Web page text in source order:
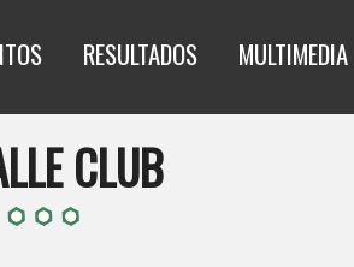
RESULTADOS MULTIMEDIA
CLUB